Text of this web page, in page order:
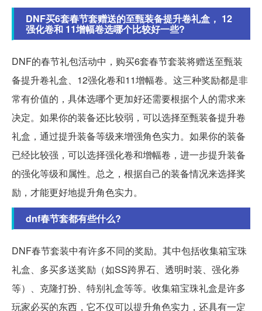
DNF买6套春节套赠送的至甄装备提升卷礼盒， 12
强化卷和 11增幅卷选哪个比较好一些?
DNF的春节礼包活动中，购买6套春节套装将赠送至甄装
备提升卷礼盒、12强化卷和11增幅卷。这三种奖励都是非
常有价值的，具体选哪个更加好还需要根据个人的需求来
决定。如果你的装备还比较弱，可以选择至甄装备提升卷
礼盒，通过提升装备等级来增强角色实力。如果你的装备
已经比较强，可以选择强化卷和增幅卷，进一步提升装备
的强化等级和属性。总之，根据自己的装备情况来选择奖
励，才能更好地提升角色实力。
dnf春节套都有些什么?
DNF春节套装中有许多不同的奖励。其中包括收集箱宝珠
礼盒、多买多送奖励（如SS跨界石、透明时装、强化券
等）、克隆打扮、特别礼盒等等。收集箱宝珠礼盒是许多
玩家必买的东西，它不仅可以提升角色实力，还具有一定